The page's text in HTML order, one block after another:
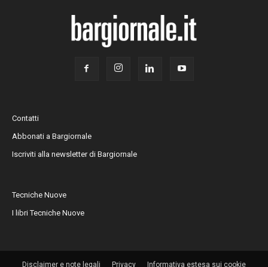
Contatti
Abbonati a Bargiornale
Iscriviti alla newsletter di Bargiornale
Tecniche Nuove
I libri Tecniche Nuove
Disclaimer e note legali Privacy Informativa estesa sui cookie